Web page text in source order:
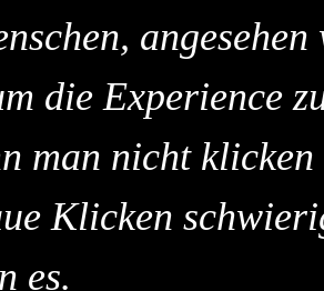
die Experience
man nicht
Klicken
es.